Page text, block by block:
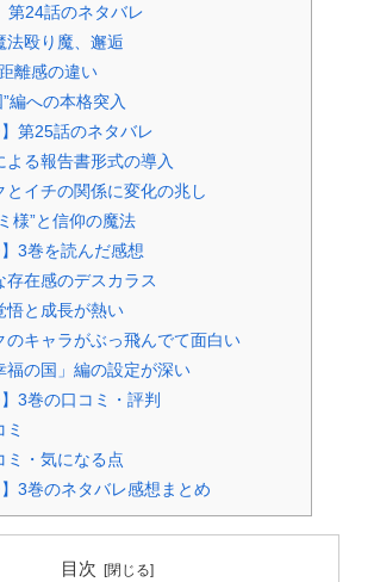
第24話のネタバレ
法殴り魔、邂逅
離感の違い
編への本格突入
第25話のネタバレ
よる報告書形式の導入
とイチの関係に変化の兆し
様”と信仰の魔法
3巻を読んだ感想
存在感のデスカラス
悟と成長が熱い
のキャラがぶっ飛んでて面白い
福の国」編の設定が深い
3巻の口コミ・評判
ミ
ミ・気になる点
3巻のネタバレ感想まとめ
目次